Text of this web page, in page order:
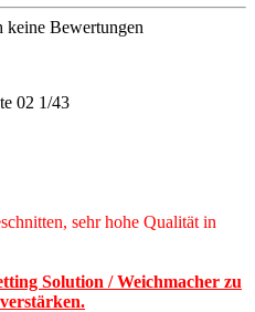
keine Bewertungen
02 1/43
sehr hohe Qualität in
Solution / Weichmacher zu